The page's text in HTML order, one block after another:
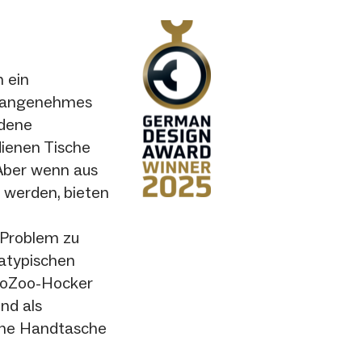
ein
Tische
wenn aus
bieten
zu
Hocker
als
Handtasche